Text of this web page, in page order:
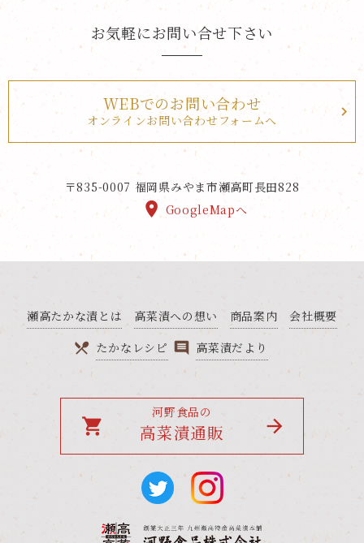
お気軽にお問い合せ下さい
WEBでのお問い合わせ
オンラインお問い合わせフォームへ
〒835-0007 福岡県みやま市瀬高町長田828
GoogleMapへ
瀬高たかな漬とは 高菜漬への想い 商品案内
会社概要
たかなレシピ
高菜漬だより
河野食品の
高菜漬通販
local_grocery_store